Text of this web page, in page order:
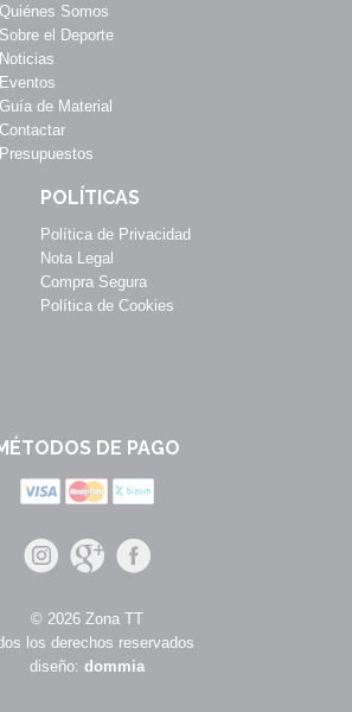
Quiénes Somos
Sobre el Deporte
Noticias
Eventos
Guía de Material
Contactar
Presupuestos
POLÍTICAS
Política de Privacidad
Nota Legal
Compra Segura
Política de Cookies
DE PAGO
© 2026 Zona TT
los derechos reservados
diseño: dommia